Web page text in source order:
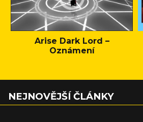
Arise Dark Lord –
Oznámení
NEJNOVĚJŠÍ ČLÁNKY